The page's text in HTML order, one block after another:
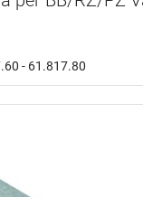
- 61.817.80